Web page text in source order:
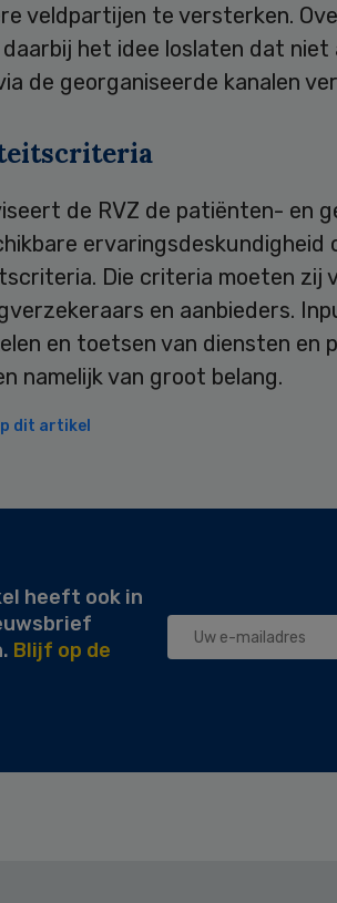
veldpartijen te versterken.
het idee loslaten dat
de georganiseerde kanalen
de RVZ de patiënten- en
ervaringsdeskundigheid
Die criteria moeten zij
en aanbieders.
en toetsen van diensten en
namelijk van groot belang.
dit artikel
heeft ook in
Blijf op de